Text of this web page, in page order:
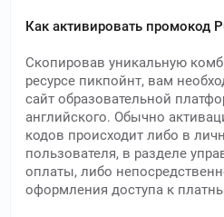
Как активировать промокод
Скопировав уникальную
ресурсе пикпойнт, вам
сайт образовательной
английского. Обычно
кодов происходит либо в
пользователя, в разделе
оплаты, либо
оформления доступа к